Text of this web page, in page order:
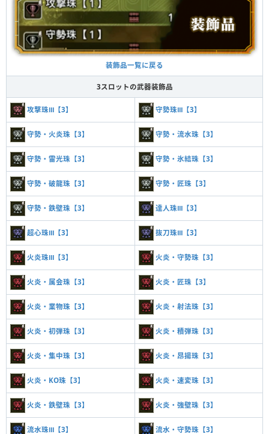
装飾品一覧に戻る
3スロットの武器装飾品
攻撃珠Ⅲ【3】 守勢珠Ⅲ【3】
守勢・火炎珠【3】 守勢・流水珠【3】
守勢・雷光珠【3】 守勢・氷結珠【3】
守勢・破龍珠【3】 守勢・匠珠【3】
守勢・鉄壁珠【3】 達人珠Ⅲ【3】
超心珠Ⅲ【3】 抜刀珠Ⅲ【3】
火炎珠Ⅲ【3】 火炎・守勢珠【3】
火炎・属会珠【3】 火炎・匠珠【3】
火炎・業物珠【3】 火炎・射法珠【3】
火炎・初弾珠【3】 火炎・積弾珠【3】
火炎・集中珠【3】 火炎・昂揚珠【3】
火炎・KO珠【3】 火炎・速変珠【3】
火炎・鉄壁珠【3】 火炎・強壁珠【3】
流水珠Ⅲ【3】 流水・守勢珠【3】